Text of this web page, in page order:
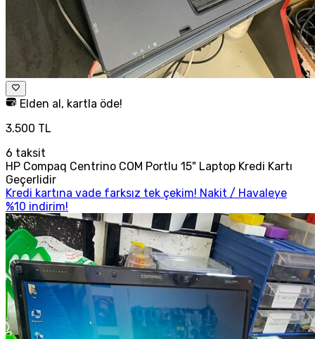
Elden al, kartla öde!
3.500 TL
6 taksit
HP Compaq Centrino COM Portlu 15" Laptop Kredi Kartı
Geçerlidir
Kredi kartına vade farksız tek çekim! Nakit / Havaleye
%10 indirim!